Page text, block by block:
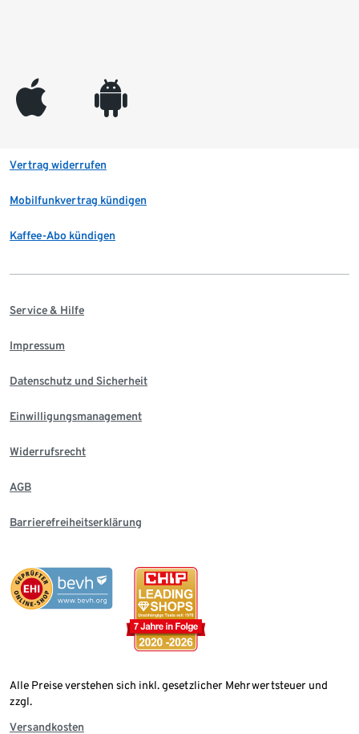
appleinc android
Vertrag widerrufen
Mobilfunkvertrag kündigen
Kaffee-Abo kündigen
Service & Hilfe
Impressum
Datenschutz und Sicherheit
Einwilligungsmanagement
Widerrufsrecht
AGB
Barrierefreiheitserklärung
Alle Preise verstehen sich inkl. gesetzlicher Mehrwertsteuer und
zzgl.
Versandkosten